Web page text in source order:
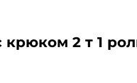
2 т 1